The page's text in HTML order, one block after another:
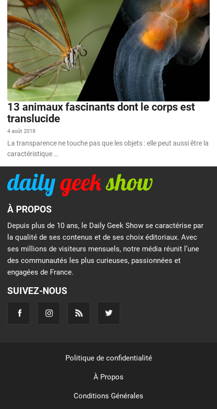
13 animaux fascinants dont le corps est
translucide
4 août 2018
La transparence ne touche pas que les objets : elle peut aussi être la
caractéristique …
À PROPOS
Depuis plus de 10 ans, le Daily Geek Show se caractérise par
la qualité de ses contenus et de ses choix éditoriaux. Avec
ses millions de visiteurs mensuels, notre média réunit l’une
des communautés les plus curieuses, passionnées et
engagées de France.
SUIVEZ-NOUS
Politique de confidentialité
À Propos
Conditions Générales